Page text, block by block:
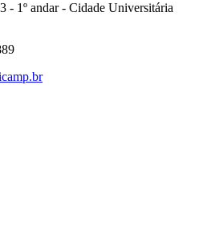
- 1º andar - Cidade Universitária